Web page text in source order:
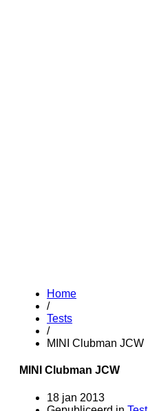
Home
/
Tests
/
MINI Clubman JCW
MINI Clubman JCW
18 jan 2013